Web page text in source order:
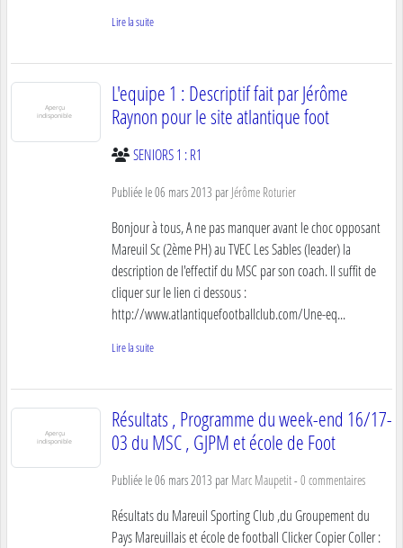
Lire la suite
L'equipe 1 : Descriptif fait par Jérôme
Raynon pour le site atlantique foot
SENIORS 1 : R1
Publiée le06 mars 2013 par Jérôme Roturier
Bonjour à tous, A ne pas manquer avant le choc opposant
Mareuil Sc (2ème PH) au TVEC Les Sables (leader) la
description de l'effectif du MSC par son coach. Il suffit de
cliquer sur le lien ci dessous :
http://www.atlantiquefootballclub.com/Une-eq...
Lire la suite
Résultats , Programme du week-end 16/17-
03 du MSC , GJPM et école de Foot
Publiée le06 mars 2013 par Marc Maupetit- 0 commentaires
Résultats du Mareuil Sporting Club ,du Groupement du
Pays Mareuillais et école de football Clicker Copier Coller :